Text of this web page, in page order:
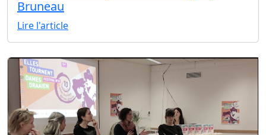
Bruneau
Lire l'article